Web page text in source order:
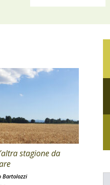
stagione da
Bartolozzi